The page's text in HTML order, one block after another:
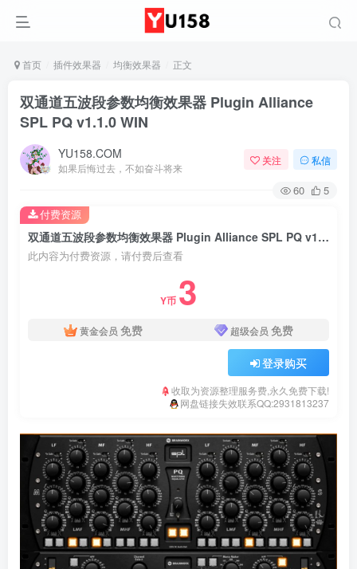
首页 插件效果器 均衡效果器 正文
双通道五波段参数均衡效果器 Plugin Alliance
SPL PQ v1.1.0 WIN
YU158.COM
如果后悔过去，不如奋斗将来
关注 私信
60 5
双通道五波段参数均衡效果器 Plugin Alliance SPL PQ v1.1.0 WIN
此内容为付费资源，请付费后查看
Y币 3
黄金会员 免费 超级会员 免费
登录购买
收取为资源整理服务费,永久免费下载!
网盘链接失效联系QQ:2931813237
付费资源